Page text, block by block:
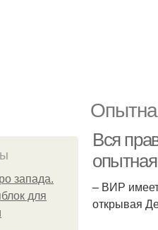
запада.
для
Вся
– ВИР
открывая